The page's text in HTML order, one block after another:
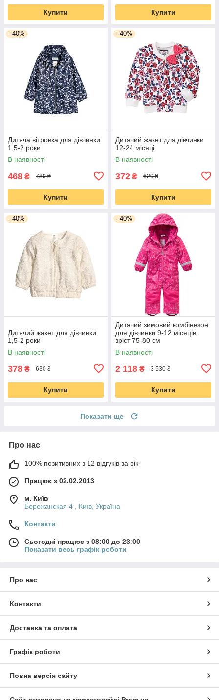
Купити Купити
–40%
Дитяча вітровка для дівчинки
1,5-2 роки
В наявності
468 ₴ 780 ₴
Купити
–40%
Дитячий жакет для дівчинки
12-24 місяці
В наявності
372 ₴ 620 ₴
Купити
–40%
Дитячий жакет для дівчинки
1,5-2 роки
В наявності
378 ₴ 630 ₴
Купити
–40%
Дитячий зимовий комбінезон
для дівчинки 9-12 місяців
зріст 75-80 см
В наявності
2 118 ₴ 3 530 ₴
Купити
Показати ще
Про нас
100% позитивних з 12 відгуків за рік
Працює з 02.02.2013
м. Київ
Бережанская 4 , Київ, Україна
Контакти
Сьогодні працює з 08:00 до 23:00
Показати весь графік роботи
Про нас
Контакти
Доставка та оплата
Графік роботи
Повна версія сайту